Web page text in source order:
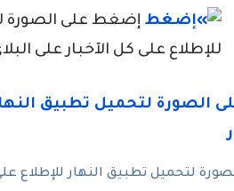
إضغط على الصورة
للإطلاع على كل الآخبار على
لتحميل تطبيق النهار للإطلاع